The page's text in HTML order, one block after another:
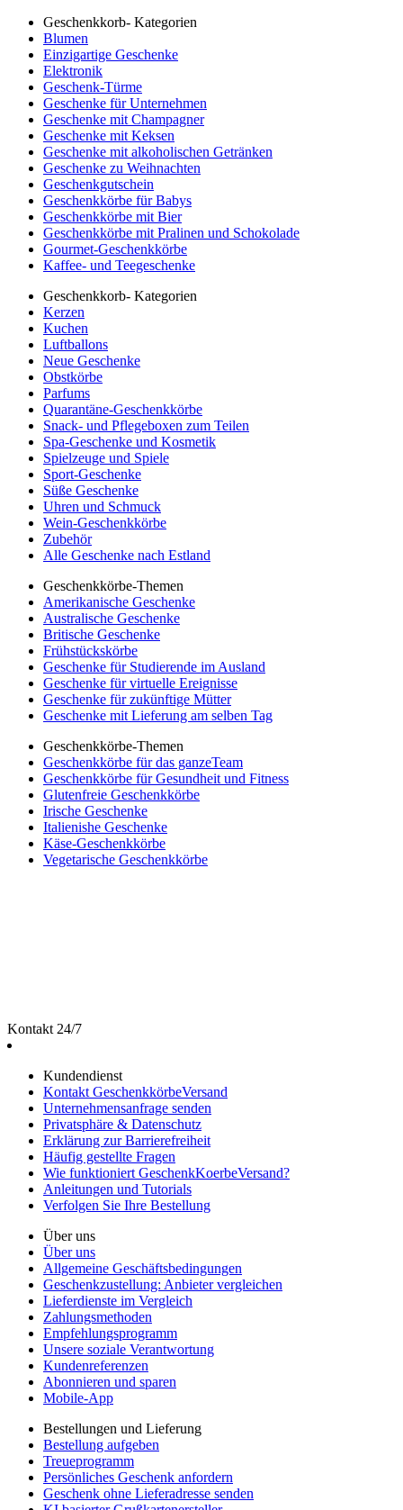
Geschenkkorb- Kategorien
Blumen
Einzigartige Geschenke
Elektronik
Geschenk-Türme
Geschenke für Unternehmen
Geschenke mit Champagner
Geschenke mit Keksen
Geschenke mit alkoholischen Getränken
Geschenke zu Weihnachten
Geschenkgutschein
Geschenkkörbe für Babys
Geschenkkörbe mit Bier
Geschenkkörbe mit Pralinen und Schokolade
Gourmet-Geschenkkörbe
Kaffee- und Teegeschenke
Geschenkkorb- Kategorien
Kerzen
Kuchen
Luftballons
Neue Geschenke
Obstkörbe
Parfums
Quarantäne-Geschenkkörbe
Snack- und Pflegeboxen zum Teilen
Spa-Geschenke und Kosmetik
Spielzeuge und Spiele
Sport-Geschenke
Süße Geschenke
Uhren und Schmuck
Wein-Geschenkkörbe
Zubehör
Alle Geschenke nach Estland
Geschenkkörbe-Themen
Amerikanische Geschenke
Australische Geschenke
Britische Geschenke
Frühstückskörbe
Geschenke für Studierende im Ausland
Geschenke für virtuelle Ereignisse
Geschenke für zukünftige Mütter
Geschenke mit Lieferung am selben Tag
Geschenkkörbe-Themen
Geschenkkörbe für das ganzeTeam
Geschenkkörbe für Gesundheit und Fitness
Glutenfreie Geschenkkörbe
Irische Geschenke
Italienishe Geschenke
Käse-Geschenkkörbe
Vegetarische Geschenkkörbe
Kontakt 24/7
Kundendienst
Kontakt GeschenkkörbeVersand
Unternehmensanfrage senden
Privatsphäre & Datenschutz
Erklärung zur Barrierefreiheit
Häufig gestellte Fragen
Wie funktioniert GeschenkKoerbeVersand?
Anleitungen und Tutorials
Verfolgen Sie Ihre Bestellung
Über uns
Über uns
Allgemeine Geschäftsbedingungen
Geschenkzustellung: Anbieter vergleichen
Lieferdienste im Vergleich
Zahlungsmethoden
Empfehlungsprogramm
Unsere soziale Verantwortung
Kundenreferenzen
Abonnieren und sparen
Mobile-App
Bestellungen und Lieferung
Bestellung aufgeben
Treueprogramm
Persönliches Geschenk anfordern
Geschenk ohne Lieferadresse senden